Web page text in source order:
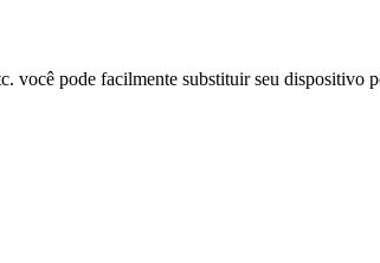
você pode facilmente substituir seu dispositivo